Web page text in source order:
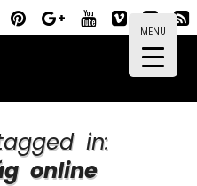
MENÜ
in:
online